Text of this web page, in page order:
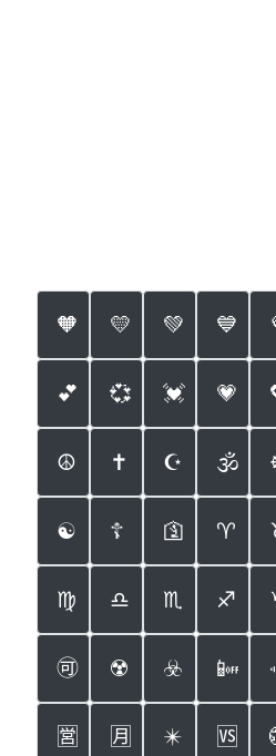
🧡 💛 💚 💙
💕 💞 💓 💗
☮️ ✝️ ☪️ 🕉
☯️ ☦️ 🛐 ♈️
♍️ ♎️ ♏️ ♐️
🉑 ☢️ ☣️ 📴
🈺 🈷️ ✴️ 🆚